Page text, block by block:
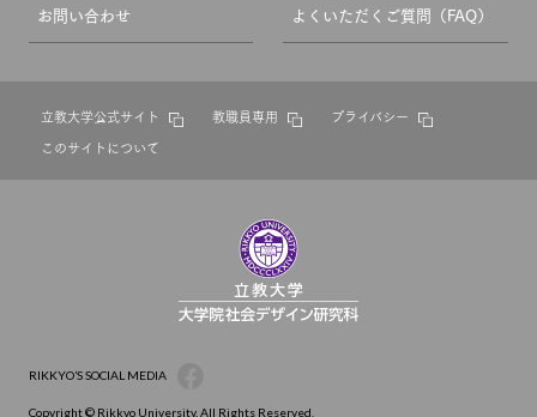
お問い合わせ よくいただくご質問（FAQ）
立教大学公式サイト 教職員専用
プライバシー
このサイトについて
Copyright © Rikkyo University. All Rights Reserved.
RIKKYO’S SOCIAL MEDIA